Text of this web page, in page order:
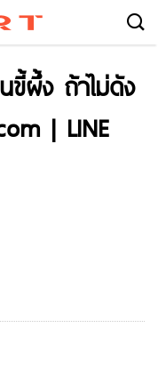
ขี้ผึ้ง ถ้าไม่ดัง
| LINE